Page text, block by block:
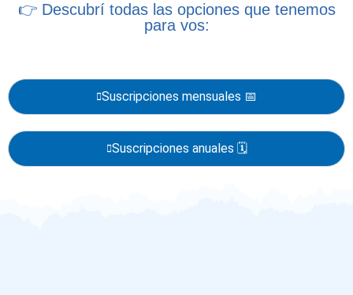
👉 Descubrí todas las opciones que tenemos
para vos:
Suscripciones mensuales 📅
Suscripciones anuales 🗓️​